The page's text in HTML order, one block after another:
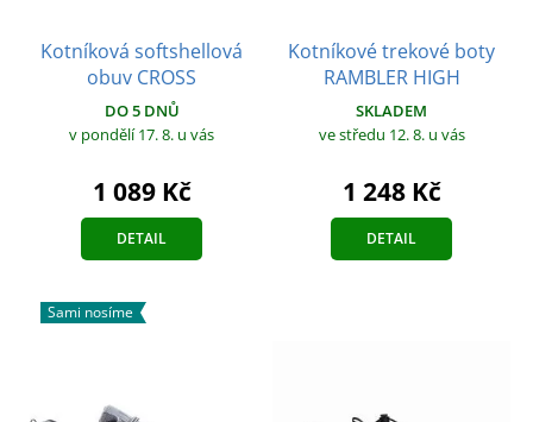
Kotníková softshellová
obuv CROSS
DO 5 DNŮ
v pondělí 17. 8. u vás
1 089 Kč
DETAIL
Kotníkové trekové boty
RAMBLER HIGH
SKLADEM
ve středu 12. 8. u vás
1 248 Kč
DETAIL
Sami nosíme